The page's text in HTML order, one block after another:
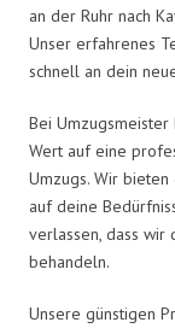
an der Ruhr nach
Unser erfahrenes
schnell an dein
Bei
Wert auf eine
Umzugs. Wir
auf deine
verlassen, dass
behandeln.
Unsere günstigen